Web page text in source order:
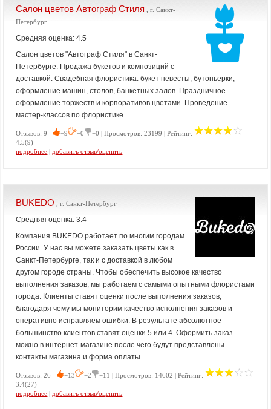
Салон цветов Автограф Стиля
, г. Санкт-
Петербург
Средняя оценка: 4.5
Салон цветов "Автограф Стиля" в Санкт-
Петербурге. Продажа букетов и композиций с
доставкой. Свадебная флористика: букет невесты, бутоньерки,
оформление машин, столов, банкетных залов. Праздничное
оформление торжеств и корпоративов цветами. Проведение
мастер-классов по флористике.
Отзывов: 9 −9 −0
−0 | Просмотров: 23199 | Рейтинг:
4.5(9)
подробнее | добавить отзыв/оценить
BUKEDO , г. Санкт-Петербург
Средняя оценка: 3.4
Компания BUKEDO работает по многим городам
России. У нас вы можете заказать цветы как в
Санкт-Петербурге, так и с доставкой в любом
другом городе страны. Чтобы обеспечить высокое качество
выполнения заказов, мы работаем с самыми опытными флористами
города. Клиенты ставят оценки после выполнения заказов,
благодаря чему мы мониторим качество исполнения заказов и
оперативно исправляем ошибки. В результате абсолютное
большинство клиентов ставят оценки 5 или 4. Оформить заказ
можно в интернет-магазине после чего будут представлены
контакты магазина и форма оплаты.
Отзывов: 26 −13 −2
−11 | Просмотров: 14602 | Рейтинг:
3.4(27)
подробнее | добавить отзыв/оценить